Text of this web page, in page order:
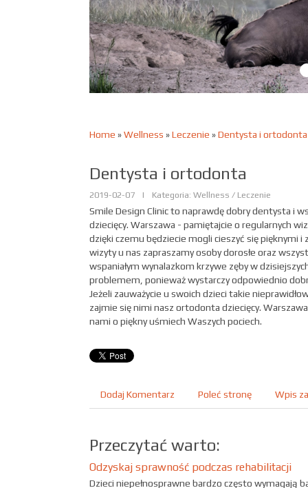
Home »Wellness »Leczenie »Dentysta i ortodonta
Dentysta i ortodonta
2019-02-07 | Kategoria: Wellness / Leczenie
Smile Design Clinic to naprawdę dobry dentysta i
dziecięcy. Warszawa - pamiętajcie o regularnych
dzięki czemu będziecie mogli cieszyć się pięknymi i
wizyty u nas zapraszamy osoby dorosłe oraz
wspaniałym wynalazkom krzywe zęby w
problemem, ponieważ wystarczy odpowiednio
Jeżeli zauważycie u swoich dzieci takie
zajmie się nimi nasz ortodonta dziecięcy.
nami o piękny uśmiech Waszych pociech.
Dodaj Komentarz Poleć stronę Wpis
Przeczytać warto:
Odzyskaj sprawność podczas rehabilitacji
Dzieci niepełnosprawne bardzo często wymagają